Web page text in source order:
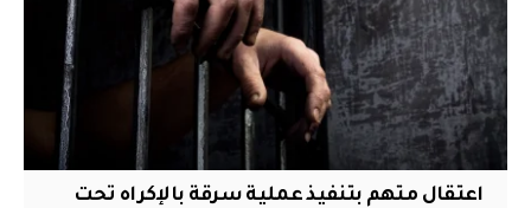
اعتقال متهم بتنفيذ عملية سرقة بالإكراه تحت